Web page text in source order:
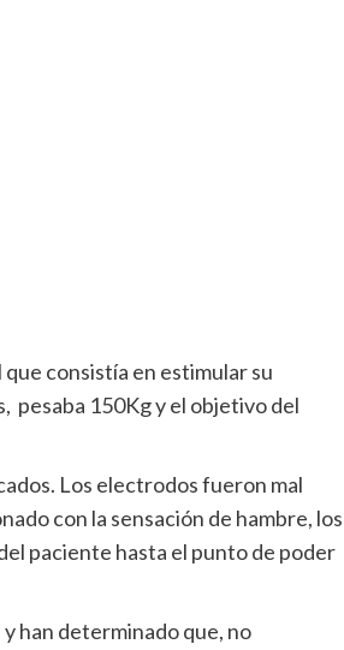
consistía en estimular su
pesaba 150Kg y el objetivo del
Los electrodos fueron mal
con la sensación de hambre, los
paciente hasta el punto de poder
han determinado que, no